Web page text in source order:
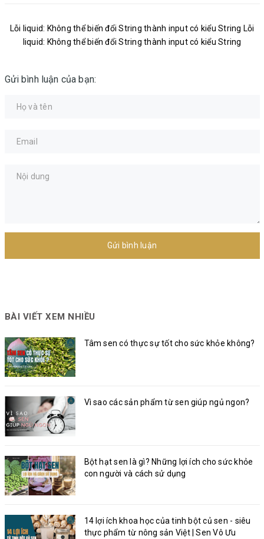
Lỗi liquid: Không thể biến đổi String thành input có kiểu String Lỗi
liquid: Không thể biến đổi String thành input có kiểu String
Gửi bình luận của bạn:
Gửi bình luận
BÀI VIẾT XEM NHIỀU
Tâm sen có thực sự tốt cho sức khỏe không?
Vì sao các sản phẩm từ sen giúp ngủ ngon?
Bột hạt sen là gì? Những lợi ích cho sức khỏe
con người và cách sử dụng
14 lợi ích khoa học của tinh bột củ sen - siêu
thực phẩm từ nông sản Việt | Sen Vô Ưu